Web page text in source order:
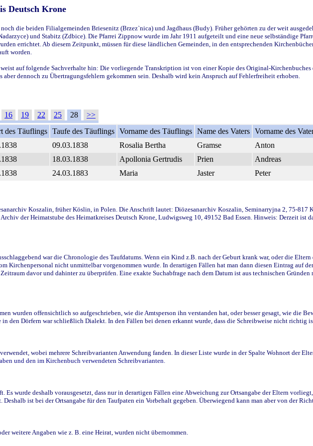
Deutsch Krone
die beiden Filialgemeinden Briesenitz (Brzez`nica) und Jagdhaus (Budy). Früher gehörten zu der weit
und Stabitz (Zdbice). Die Pfarrei Zippnow wurde im Jahr 1911 aufgeteilt und eine neue selbständige
errichtet. Ab diesem Zeitpunkt, müssen für diese ländlichen Gemeinden, in den entsprechenden
worden.
auf folgende Sachverhalte hin: Die vorliegende Transkription ist von einer Kopie des Original-
dennoch zu Übertragungsfehlern gekommen sein. Deshalb wird kein Anspruch auf Fehlerfreiheit erhoben.
16 19 22 25 28
>>
des Täuflings Taufe des Täuflings Vorname des Täuflings Name des Vaters Vorname des
09.03.1838 Rosalia Bertha Gramse Anton
18.03.1838 Apollonia Gertrudis Prien Andreas
24.03.1883 Maria Jaster Peter
Koszalin, früher Köslin, in Polen. Die Anschrift lautet: Diözesanarchiv Koszalin, Seminarryjna 2, 75-817
der Heimatstube des Heimatkreises Deutsch Krone, Ludwigsweg 10, 49152 Bad Essen. Hinweis: Derzeit ist
war die Chronologie des Taufdatums. Wenn ein Kind z.B. nach der Geburt krank war, oder die
Kirchenpersonal nicht unmittelbar vorgenommen wurde. In derartigen Fällen hat man dann diesen Eintrag auf
davor und dahinter zu überprüfen. Eine exakte Suchabfrage nach dem Datum ist aus technischen
wurden offensichtlich so aufgeschrieben, wie die Amtsperson ihn verstanden hat, oder besser gesagt, wie die
den Dörfern war schließlich Dialekt. In den Fällen bei denen erkannt wurde, dass die Schreibweise nicht richtig
wobei mehrere Schreibvarianten Anwendung fanden. In dieser Liste wurde in der Spalte Wohnort der
und den im Kirchenbuch verwendeten Schreibvarianten.
wurde deshalb vorausgesetzt, dass nur in derartigen Fällen eine Abweichung zur Ortsangabe der Eltern
ist bei der Ortsangabe für den Taufpaten ein Vorbehalt gegeben. Überwiegend kann man aber von der
weitere Angaben wie z. B. eine Heirat, wurden nicht übernommen.